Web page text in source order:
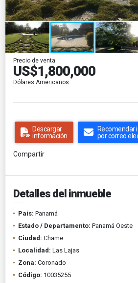
Precio de venta
US$1,800,000
Dólares Americanos
Descargar
información
Recomendar
por correo
Compartir
Detalles del inmueble
País: Panamá
Estado / Departamento: Panamá Oeste
Ciudad: Chame
Localidad: Las Lajas
Zona: Coronado
Código: 10035255